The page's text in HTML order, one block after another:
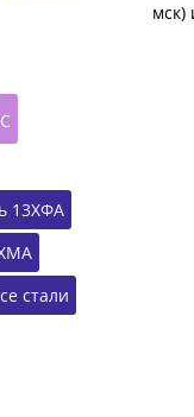
13ХФА
стали
мск)